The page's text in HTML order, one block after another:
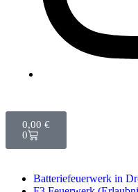
0,00 €
0
Batteriefeuerwerk in